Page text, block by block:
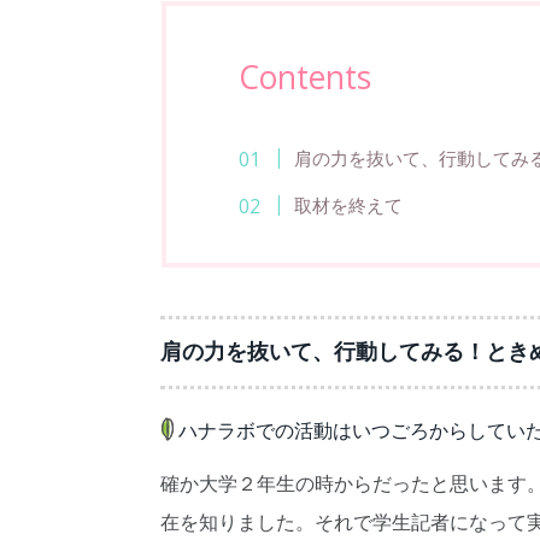
Contents
肩の力を抜いて、行動してみ
取材を終えて
肩の力を抜いて、行動してみる！とき
ハナラボでの活動はいつごろからしてい
確か大学２年生の時からだったと思います
在を知りました。それで学生記者になって